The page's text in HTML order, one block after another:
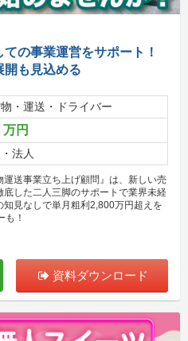
の事業運営をサポート！
開も見込める
・運送・ドライバー
円
法人
送事業立ち上げ顧問』は、新しい売
底した二人三脚のサポートで業界未経
見なしで単月粗利2,800万円超えを
も！
資料ダウンロード